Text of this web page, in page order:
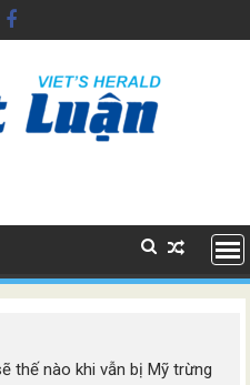
thế nào khi vẫn bị Mỹ trừng